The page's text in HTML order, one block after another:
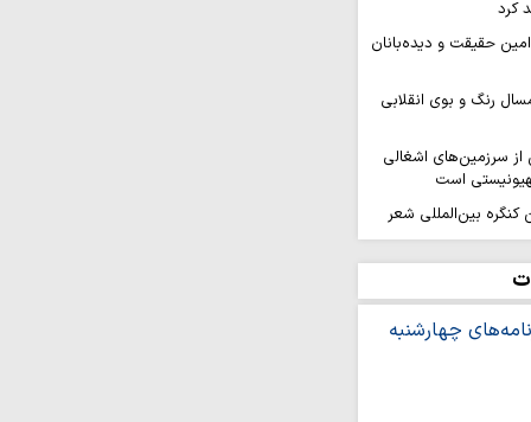
کرد
امین حقیقت و دیده‌بانان
رنگ و بوی انقلابی
سرزمین‌های اشغالی
است
کنگره بین‌المللی شعر
برگزار…
قدرت میدانی و
می‌گیرد
ثمره حضور مردم در
مسلح است